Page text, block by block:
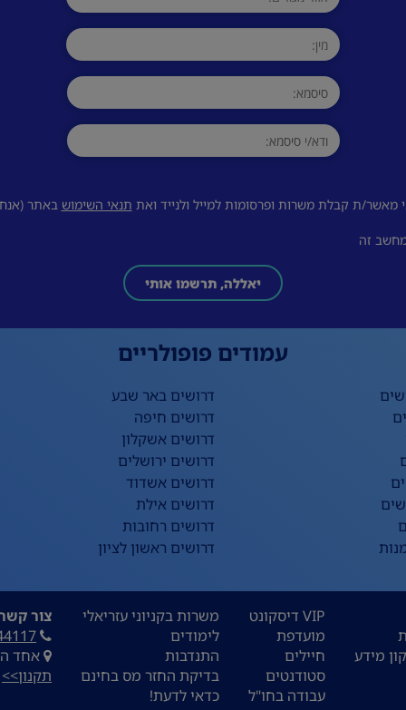
מאשר/ת קבלת משרות ופרסומות למייל ולנייד ואת תנאי השימוש באתר
זה
יאללה, תרשמו אותי
עמודים פופולריים
דרושים באר שבע
דרושים חיפה
דרושים אשקלון
דרושים ירושלים
דרושים אשדוד
דרושים אילת
דרושים רחובות
דרושים ראשון לציון
מידע
VIP דיסקונט
מועדפת
חיילים
סטודנטים
עבודה בחו"ל
משרות בקניוני עזריאלי
לימודים
התנדבות
בדיקת החזר מס בחינם
כדאי לדעת!
צור
אחד העם 9,
תקנון>>